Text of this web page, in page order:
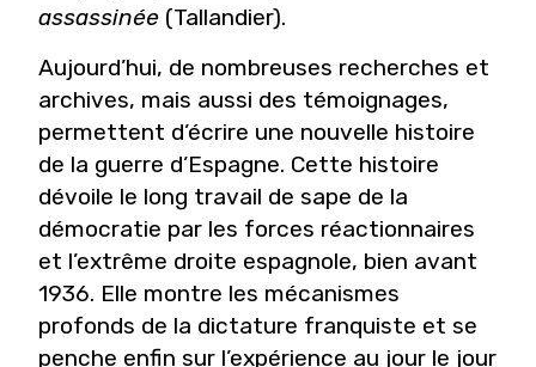
assassinée (Tallandier).
Aujourd’hui, de nombreuses recherches et
archives, mais aussi des témoignages,
permettent d’écrire une nouvelle histoire
de la guerre d’Espagne. Cette histoire
dévoile le long travail de sape de la
démocratie par les forces réactionnaires
et l’extrême droite espagnole, bien avant
1936. Elle montre les mécanismes
profonds de la dictature franquiste et se
penche enfin sur l’expérience au jour le jour